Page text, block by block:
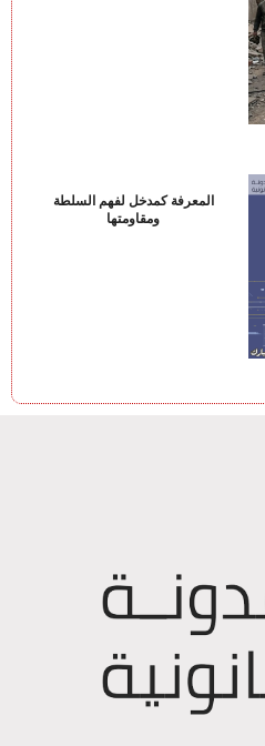
المعرفة كمدخل لفهم السلطة
ومقاومتها